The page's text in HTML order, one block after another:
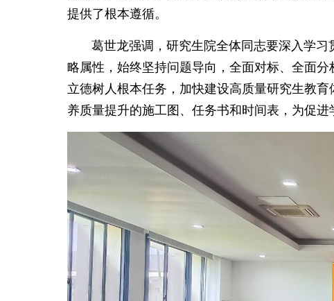
提供了根本遵循。
葛世龙强调，研究生院全体同志要深入学习
略属性，始终坚持问题导向，全面对标、全面
立德树人根本任务，加快建设高质量研究生教
养质量提升的施工图、任务书和时间表，为促进